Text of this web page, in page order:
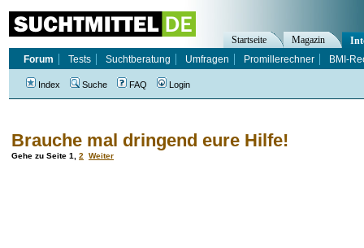
Brauche mal dringend eure Hilfe!
Gehe zu Seite 1 2 Weiter
Startseite Magazin
Forum
Tests Suchtberatung Umfragen Promillerechner BMI-
Index Suche FAQ Login